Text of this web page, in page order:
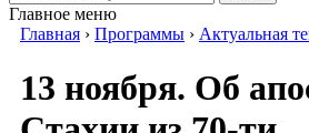
Главное меню
Главная › Программы › Актуальная
13 ноября. Об